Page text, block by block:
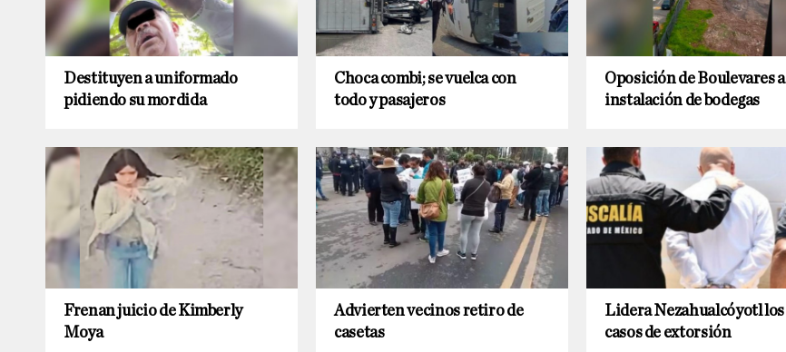
Destituyen a uniformado
pidiendo su mordida
Choca combi; se vuelca con
todo y pasajeros
Oposición de Boulevares a
instalación de bodegas
Frenan juicio de Kimberly
Moya
Advierten vecinos retiro de
casetas
Lidera Nezahualcóyotl los
casos de extorsión